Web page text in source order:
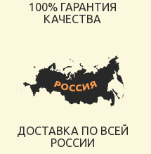
100% ГАРАНТИЯ
КАЧЕСТВА
ДОСТАВКА ПО ВСЕЙ
РОССИИ